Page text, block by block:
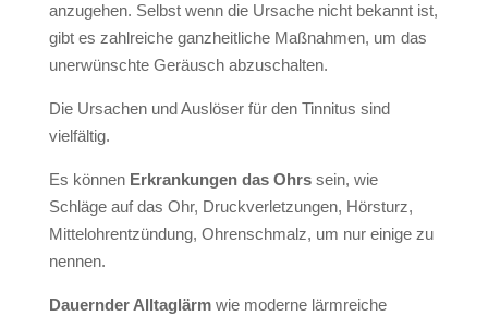
anzugehen. Selbst wenn die Ursache nicht bekannt ist,
gibt es zahlreiche ganzheitliche Maßnahmen, um das
unerwünschte Geräusch abzuschalten.
Die Ursachen und Auslöser für den Tinnitus sind
vielfältig.
Es können Erkrankungen das Ohrssein, wie
Schläge auf das Ohr, Druckverletzungen, Hörsturz,
Mittelohrentzündung, Ohrenschmalz, um nur einige zu
nennen.
Dauernder Alltaglärmwie moderne lärmreiche